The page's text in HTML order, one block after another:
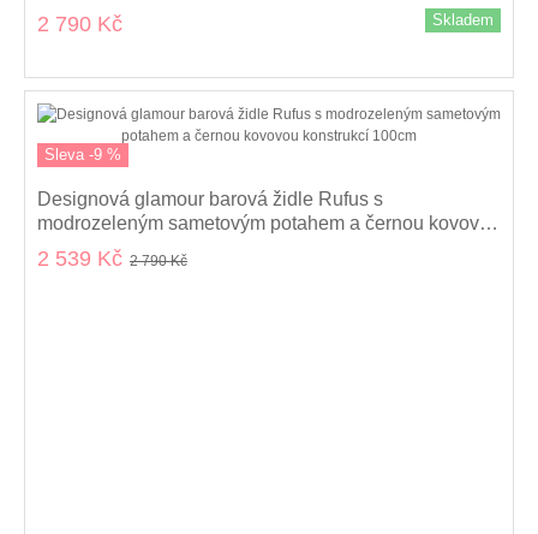
světle hnědé barvy 62cm
2 790 Kč Skladem
Sleva -9 %
Designová glamour barová židle Rufus s
modrozeleným sametovým potahem a černou kovovou
konstrukcí 100cm
2 539 Kč 2 790 Kč